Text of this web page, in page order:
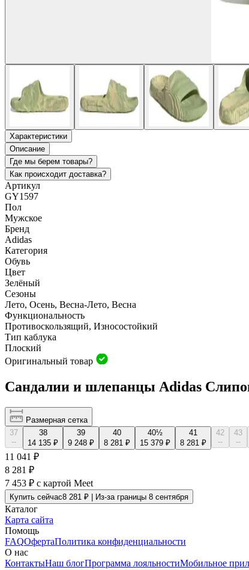
Характеристики
Описание
Где мы берем товары?
Как происходит доставка?
Артикул
GY1597
Пол
Мужское
Бренд
Adidas
Категория
Обувь
Цвет
Зелёный
Сезоны
Лето, Осень, Весна-Лето, Весна
Функциональность
Противоскользящий, Износостойкий
Тип каблука
Плоский
Оригинальный товар
Сандалии и шлепанцы Adidas
Размерная сетка
37
--
38
14 135 ₽
39
9 248 ₽
40
8 281 ₽
40½
15 379 ₽
41
8 281 ₽
42
--
43
--
11 041 ₽
8 281 ₽
7 453 ₽ с картой Meet
Купить сейчас8 281 ₽ | Из-за границы 8 сентября
Каталог
Карта сайта
Помощь
FAQОфертаПолитика конфиденциальности
О нас
КонтактыНаш блогПрограмма лояльностиМобильное